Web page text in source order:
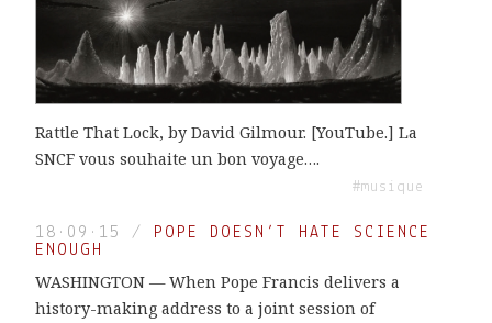
Rattle That Lock, by David Gilmour. [YouTube.] La
SNCF vous souhaite un bon voyage….
#musique
18·09·15 /
POPE DOESN’T HATE SCIENCE
ENOUGH
WASHINGTON — When Pope Francis delivers a
history-making address to a joint session of